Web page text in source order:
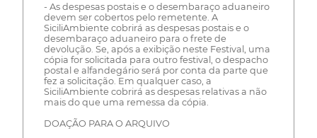
- As despesas postais e o desembaraço aduaneiro
devem ser cobertos pelo remetente. A
SiciliAmbiente cobrirá as despesas postais e o
desembaraço aduaneiro para o frete de
devolução. Se, após a exibição neste Festival, uma
cópia for solicitada para outro festival, o despacho
postal e alfandegário será por conta da parte que
fez a solicitação. Em qualquer caso, a
SiciliAmbiente cobrirá as despesas relativas a não
mais do que uma remessa da cópia.
DOAÇÃO PARA O ARQUIVO